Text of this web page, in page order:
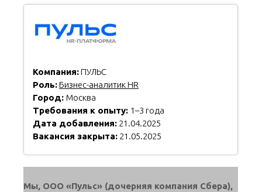
Компания:ПУЛЬС
Роль:Бизнес-аналитик HR
Город: Москва
Требования к опыту: 1–3 года
Дата добавления: 21.04.2025
Вакансия закрыта: 21.05.2025
Мы, ООО «Пульс» (дочерняя компания Сбера),